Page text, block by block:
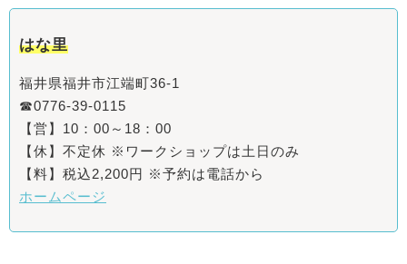
はな里
福井県福井市江端町36-1
☎0776-39-0115
【営】10：00～18：00
【休】不定休 ※ワークショップは土日のみ
【料】税込2,200円 ※予約は電話から
ホームページ